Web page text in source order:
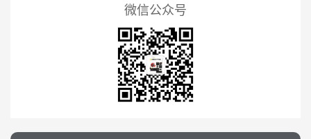
微信公众号